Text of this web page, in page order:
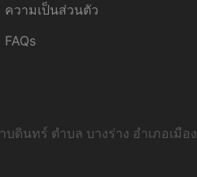
ความเป็นส่วนตัว
FAQs
ดินทร์ ตำบล บางร่าง อำเภอเมือง